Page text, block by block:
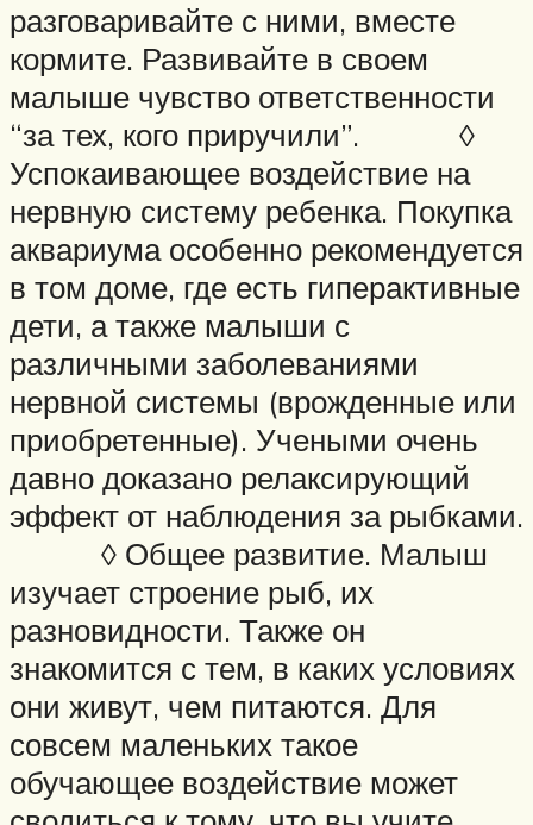
разговаривайте с ними, вместе
кормите. Развивайте в своем
малыше чувство ответственности
“за тех, кого приручили”. ◊
Успокаивающее воздействие на
нервную систему ребенка. Покупка
аквариума особенно рекомендуется
в том доме, где есть гиперактивные
дети, а также малыши с
различными заболеваниями
нервной системы (врожденные или
приобретенные). Учеными очень
давно доказано релаксирующий
эффект от наблюдения за рыбками.
◊ Общее развитие. Малыш
изучает строение рыб, их
разновидности. Также он
знакомится с тем, в каких условиях
они живут, чем питаются. Для
совсем маленьких такое
обучающее воздействие может